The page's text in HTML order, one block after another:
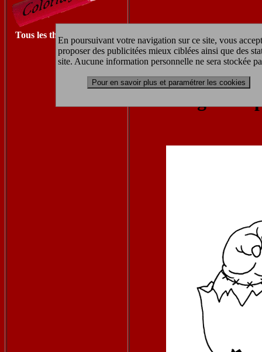
En poursuivant votre navigation sur ce site, vous
proposer des publicitées mieux ciblées ainsi que des
site. Aucune information personnelle ne sera stockée
Pour en savoir plus et paramétrer les cookies
Tous les thèmes à imprimer
Retrouvez les autres coloriages
coloriage à